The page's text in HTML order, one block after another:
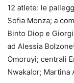
12 atlete: le
Sofia Monza; a
Binto Diop e
ad Alessia
Omoruyi; centrali
Nwakalor; Martina